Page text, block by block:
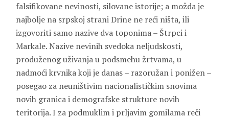
falsifikovane nevinosti, silovane istorije; a možda je
najbolje na srpskoj strani Drine ne reći ništa, ili
izgovoriti samo nazive dva toponima – Štrpci i
Markale. Nazive nevinih svedoka neljudskosti,
produženog uživanja u podsmehu žrtvama, u
nadmoći krvnika koji je danas – razoružan i ponižen –
posegao za neuništivim nacionalističkim snovima
novih granica i demografske strukture novih
teritorija. I za podmuklim i prljavim gomilama reči